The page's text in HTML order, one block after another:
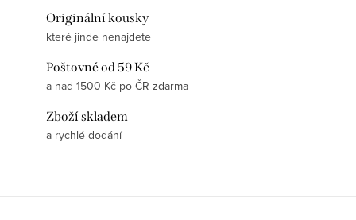
Originální kousky
které jinde nenajdete
Poštovné od 59 Kč
a nad 1500 Kč po ČR zdarma
Zboží skladem
a rychlé dodání